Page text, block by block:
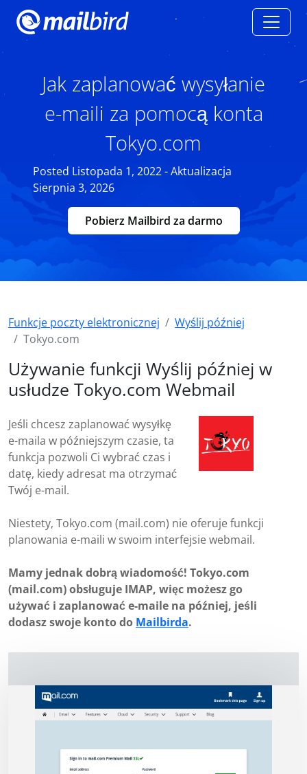
Jak zaplanować wysyłanie
e-maili za pomocą konta
Tokyo.com
Posted Listopada 1, 2022 - Aktualizacja
Sierpnia 3, 2026
Pobierz Mailbird za darmo
Funkcje poczty elektronicznej
Wyślij później
Tokyo.com
Używanie funkcji Wyślij później w
usłudze Tokyo.com Webmail
Jeśli chcesz zaplanować wysyłkę
e-maila w późniejszym czasie, ta
funkcja pozwoli Ci wybrać czas i
datę, kiedy adresat ma otrzymać
Twój e-mail.
Niestety, Tokyo.com (mail.com) nie oferuje funkcji
planowania e-maili w swoim interfejsie webmail.
Mamy jednak dobrą wiadomość! Tokyo.com
(mail.com) obsługuje IMAP, więc możesz go
używać i zaplanować e-maile na później, jeśli
dodasz swoje konto do Mailbirda.